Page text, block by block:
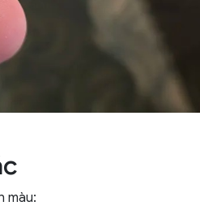
màu: